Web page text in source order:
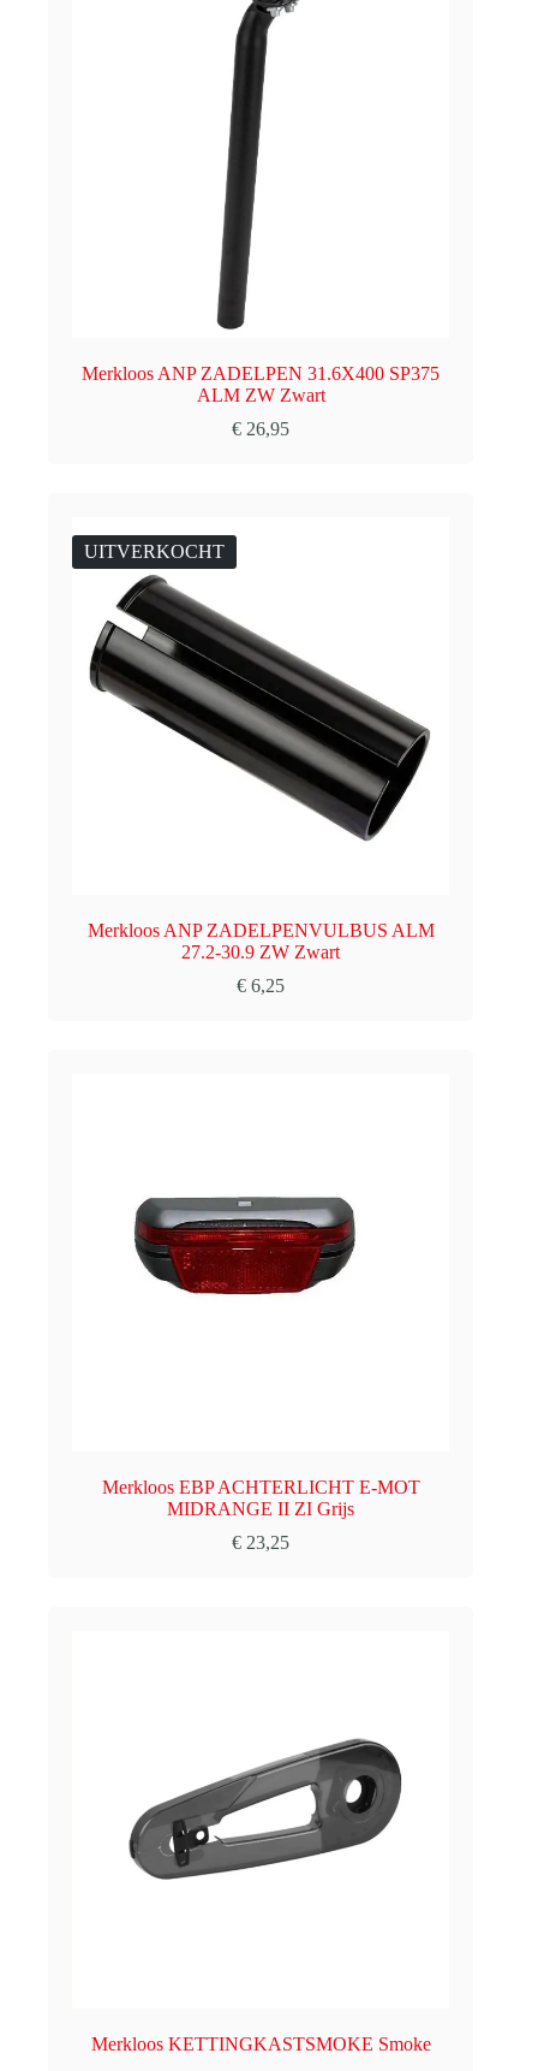
Merkloos ANP ZADELPEN 31.6X400 SP375
ALM ZW Zwart
€ 26,95
UITVERKOCHT
Merkloos ANP ZADELPENVULBUS ALM
27.2-30.9 ZW Zwart
€ 6,25
Merkloos EBP ACHTERLICHT E-MOT
MIDRANGE II ZI Grijs
€ 23,25
Merkloos KETTINGKASTSMOKE Smoke